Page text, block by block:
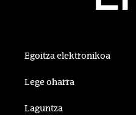
Egoitza elektronikoa
Lege oharra
Laguntza